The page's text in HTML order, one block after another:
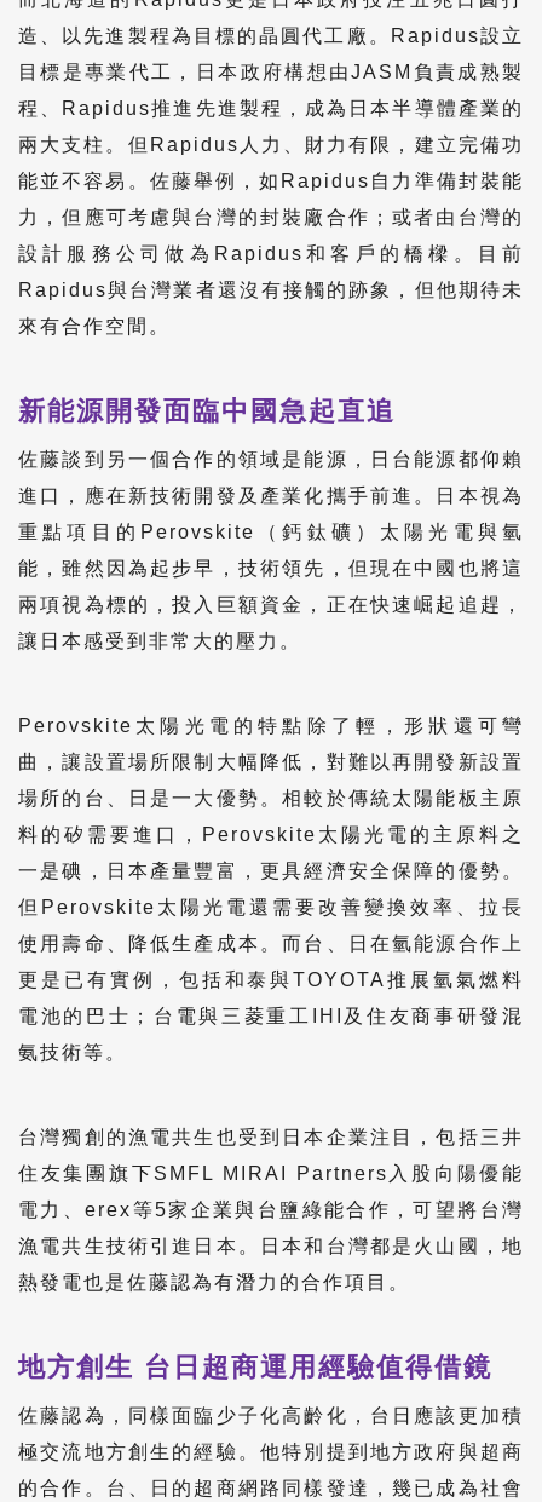
造、以先進製程為目標的晶圓代工廠。Rapidus設立
目標是專業代工，日本政府構想由JASM負責成熟製
程、Rapidus推進先進製程，成為日本半導體產業的
兩大支柱。但Rapidus人力、財力有限，建立完備功
能並不容易。佐藤舉例，如Rapidus自力準備封裝能
力，但應可考慮與台灣的封裝廠合作；或者由台灣的
設計服務公司做為Rapidus和客戶的橋樑。目前
Rapidus與台灣業者還沒有接觸的跡象，但他期待未
來有合作空間。
新能源開發面臨中國急起直追
佐藤談到另一個合作的領域是能源，日台能源都仰賴
進口，應在新技術開發及產業化攜手前進。日本視為
重點項目的Perovskite（鈣鈦礦）太陽光電與氫
能，雖然因為起步早，技術領先，但現在中國也將這
兩項視為標的，投入巨額資金，正在快速崛起追趕，
讓日本感受到非常大的壓力。
Perovskite太陽光電的特點除了輕，形狀還可彎
曲，讓設置場所限制大幅降低，對難以再開發新設置
場所的台、日是一大優勢。相較於傳統太陽能板主原
料的矽需要進口，Perovskite太陽光電的主原料之
一是碘，日本產量豐富，更具經濟安全保障的優勢。
但Perovskite太陽光電還需要改善變換效率、拉長
使用壽命、降低生產成本。而台、日在氫能源合作上
更是已有實例，包括和泰與TOYOTA推展氫氣燃料
電池的巴士；台電與三菱重工IHI及住友商事研發混
氨技術等。
台灣獨創的漁電共生也受到日本企業注目，包括三井
住友集團旗下SMFL MIRAI Partners入股向陽優能
電力、erex等5家企業與台鹽綠能合作，可望將台灣
漁電共生技術引進日本。日本和台灣都是火山國，地
熱發電也是佐藤認為有潛力的合作項目。
地方創生 台日超商運用經驗值得借鏡
佐藤認為，同樣面臨少子化高齡化，台日應該更加積
極交流地方創生的經驗。他特別提到地方政府與超商
的合作。台、日的超商網路同樣發達，幾已成為社會